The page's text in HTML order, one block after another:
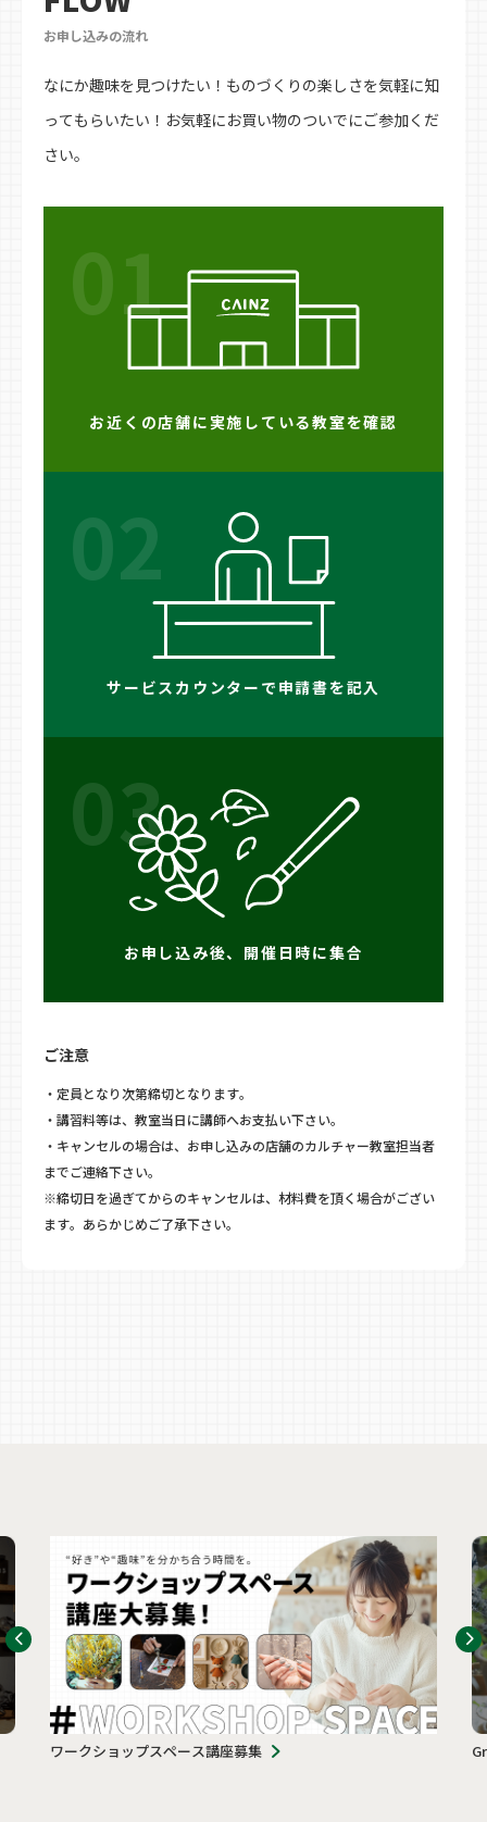
お申し込みの流れ
なにか趣味を見つけたい！ものづくりの楽しさを気軽に知
ってもらいたい！お気軽にお買い物のついでにご参加くだ
さい。
01
お近くの店舗に実施している教室を確認
02
サービスカウンターで申請書を記入
03
お申し込み後、開催日時に集合
ご注意
・定員となり次第締切となります。
・講習料等は、教室当日に講師へお支払い下さい。
・キャンセルの場合は、お申し込みの店舗のカルチャー教室担当者
までご連絡下さい。
※締切日を過ぎてからのキャンセルは、材料費を頂く場合がござい
ます。あらかじめご了承下さい。
ワークショップスペース講座募集